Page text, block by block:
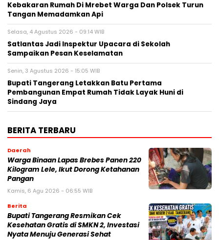
Kebakaran Rumah Di Mrebet Warga Dan Polsek Turun
Tangan Memadamkan Api
Selasa, 4 Agustus 2026 - 09:14 WIB
Satlantas Jadi Inspektur Upacara di Sekolah
Sampaikan Pesan Keselamatan
Senin, 3 Agustus 2026 - 15:05 WIB
Bupati Tangerang Letakkan Batu Pertama
Pembangunan Empat Rumah Tidak Layak Huni di
Sindang Jaya
BERITA TERBARU
Daerah
Warga Binaan Lapas Brebes Panen 220
Kilogram Lele, Ikut Dorong Ketahanan
Pangan
Kamis, 6 Agu 2026 - 06:55 WIB
Berita
‎Bupati Tangerang Resmikan Cek
Kesehatan Gratis di SMKN 2, Investasi
Nyata Menuju Generasi Sehat